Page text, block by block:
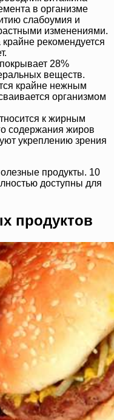
в организме
слабоумия и
изменениями.
рекомендуется
28%
веществ.
крайне нежным
организмом
к жирным
содержания жиров
укреплению зрения
продукты. 10
доступны для
продуктов